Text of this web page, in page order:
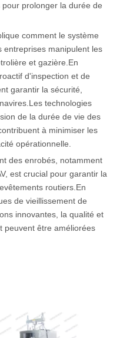
prolonger la durée de
comment le système
entreprises manipulent les
et gazière.En
d'inspection et de
garantir la sécurité,
technologies
de la durée de vie des
à minimiser les
opérationnelle.
des enrobés, notamment
est crucial pour garantir la
routiers.En
de vieillissement de
innovantes, la qualité et
peuvent être améliorées